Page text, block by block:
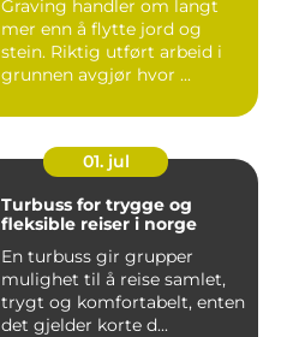
Graving handler om langt
mer enn å flytte jord og
stein. Riktig utført arbeid i
grunnen avgjør hvor ...
01. jul
Turbuss for trygge og
fleksible reiser i norge
En turbuss gir grupper
mulighet til å reise samlet,
trygt og komfortabelt, enten
det gjelder korte d...